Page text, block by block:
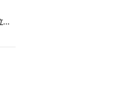
开封智慧健康职业学院举办树立和践行正确政绩观学习教育读书班